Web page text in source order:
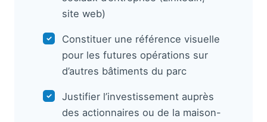
site web)
✓
Constituer une référence visuelle
pour les futures opérations sur
d’autres bâtiments du parc
✓
Justifier l’investissement auprès
des actionnaires ou de la maison-